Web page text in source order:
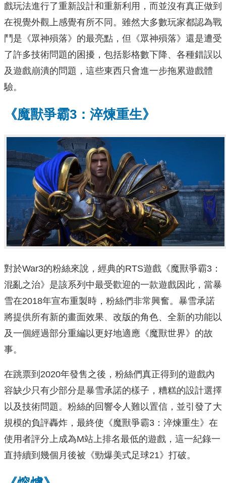
戲玩法進行了重新設計和重新利用，而並沒有真正做到
在視覺外觀上感覺有所不同。雖然大多數玩家都認為戰
鬥是《眾神殞落》的最亮點，但《眾神殞落》還是遭受
了許多技術問題的困擾，包括影格數下降、各種錯誤以
及遊戲崩潰的問題，這些東西只會進一步拖累遊戲體
驗。
《魔獸爭霸3：淬煉重生》
對於War3的粉絲來說，經典的RTS遊戲《魔獸爭霸3：
混亂之治》是該系列中最受歡迎的一款遊戲因此，當暴
雪在2018年宣布重製時，粉絲們非常興奮。暴雪承諾
將提供所有新的畫面效果、改版的角色、全新的功能以
及一個經過部分重編以更好地適應《魔獸世界》的故
事。
在跳票到2020年發售之後，粉絲們真正得到的遊戲內
容缺少只有少部分是暴雪承諾的樣子，糟糕的設計選擇
以及技術問題。粉絲的回響令人難以置信，並引發了大
規模的負評轟炸，最終使《魔獸爭霸3：淬煉重生》在
使用者評分上成為M站上排名最低的遊戲，這一紀錄一
直持續到幾個月後被《勁爆美式足球21》打破。